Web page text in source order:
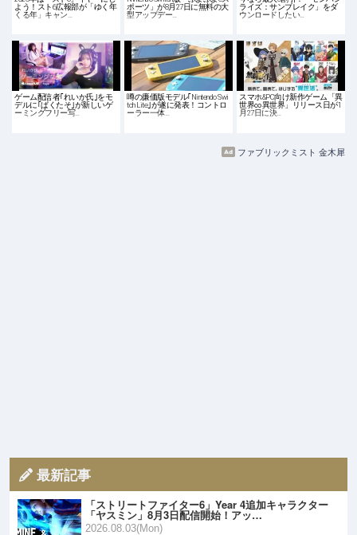
よう！スト6広報部が「ゆく年
くる年」キャン…
ポーツ」が8月27日に無料の大
型アップデー…
ライズ：サンブレイク」をダ
ウンロードしたい…
ゲーム配信者｢れいか氏｣をモ
デルに｢ぱくたそ｣が新しいゲ
ーミングフリー写…
噂の廉価版モデル｢Nintendo Swi
tch Lite｣が遂に発表！コントロ
ーラー一体…
スマホ&PC向け新作ゲーム「異
世界∞異世界」リリース日が1
月27日に決…
ファブリックミスト 金木犀
最新記事
「ストリートファイター6」Year 4追加キャラクター
「ヤスミン」8月3日配信開始！アッ…
2026.08.03(Mon)